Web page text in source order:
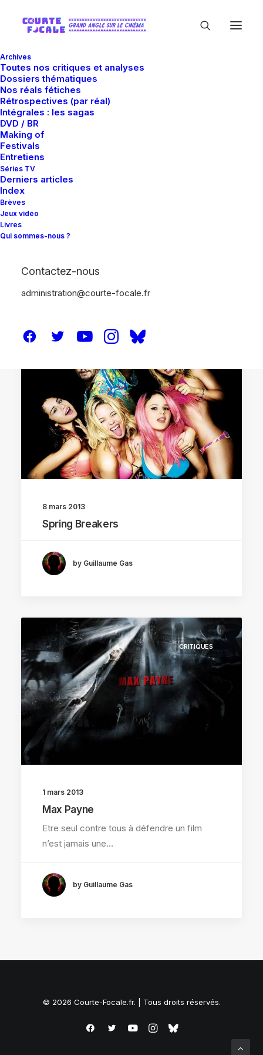
Archives
Toutes nos critiques et analyses
Dossiers thématiques
Nos réals fétiches
Rétrospectives (par réal)
Intégrales : les sagas
DVD / BR
Making of
Festivals
Entretiens
Séries TV
Derniers articles
Index
Brèves
Jeux vidéo
Livres
Qui sommes-nous ?
Contactez-nous
administration@courte-focale.fr
8 mars 2013
Spring Breakers
by Guillaume Gas
CRITIQUES
1 mars 2013
Max Payne
Etre seul contre tous à défendre un film
n’est jamais une…
by Guillaume Gas
© 2026 Courte-Focale.fr. | Tous droits réservés.